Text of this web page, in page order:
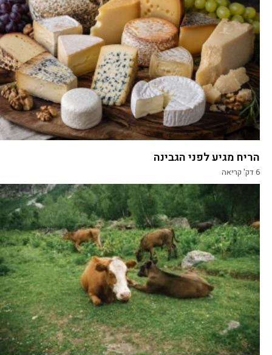
הריח מגיע לפני הגבינה
6דק' קריאה